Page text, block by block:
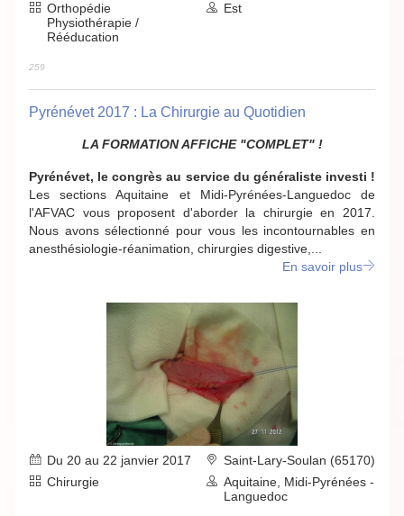
Orthopédie
Physiothérapie /
Rééducation
Est
259
Pyrénévet 2017 : La Chirurgie au Quotidien
LA FORMATION AFFICHE "COMPLET" !
Pyrénévet, le congrès au service du généraliste investi !
Les sections Aquitaine et Midi-Pyrénées-Languedoc de
l'AFVAC vous proposent d'aborder la chirurgie en 2017.
Nous avons sélectionné pour vous les incontournables en
anesthésiologie-réanimation, chirurgies digestive,...
En savoir plus
Du 20 au 22 janvier 2017
Saint-Lary-Soulan (65170)
Chirurgie
Aquitaine, Midi-Pyrénées -
Languedoc